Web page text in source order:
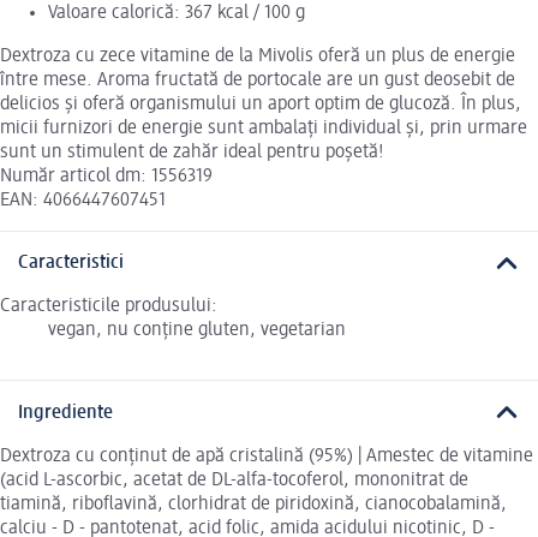
Valoare calorică: 367 kcal / 100 g
Dextroza cu zece vitamine de la Mivolis oferă un plus de energie
între mese. Aroma fructată de portocale are un gust deosebit de
delicios și oferă organismului un aport optim de glucoză. În plus,
micii furnizori de energie sunt ambalați individual și, prin urmare
sunt un stimulent de zahăr ideal pentru poșetă!
Număr articol dm: 1556319
EAN: 4066447607451
Caracteristici
Caracteristicile produsului:
vegan, nu conține gluten, vegetarian
Ingrediente
Dextroza cu conținut de apă cristalină (95%) | Amestec de vitamine
(acid L-ascorbic, acetat de DL-alfa-tocoferol, mononitrat de
tiamină, riboflavină, clorhidrat de piridoxină, cianocobalamină,
calciu - D - pantotenat, acid folic, amida acidului nicotinic, D -